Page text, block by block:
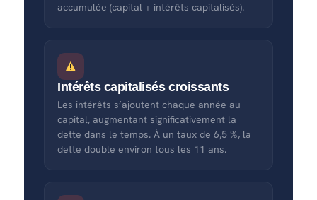
accumulée (capital + intérêts capitalisés).
Intérêts capitalisés croissants
Les intérêts s’ajoutent chaque année au
capital, augmentant significativement la
dette dans le temps. À un taux de 6,5 %, la
dette double environ tous les 11 ans.